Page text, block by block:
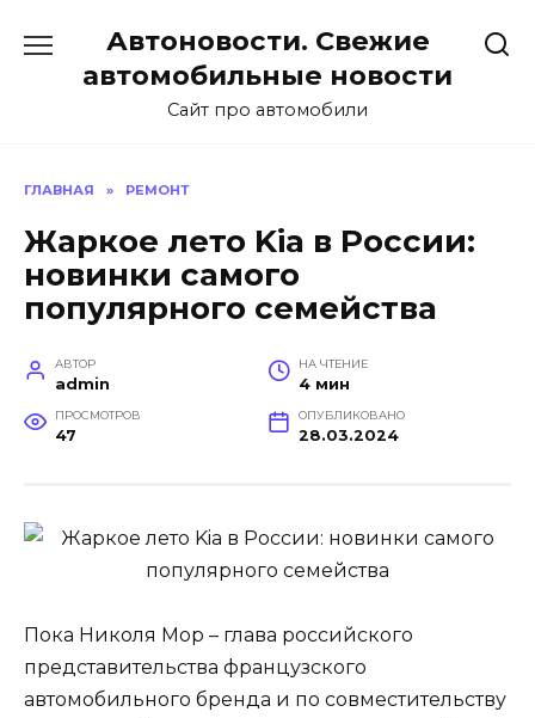
содержанию
Автоновости. Свежие
автомобильные новости
Сайт про автомобили
ГЛАВНАЯ » РЕМОНТ
Жаркое лето Kia в России:
новинки самого
популярного семейства
АВТОР
admin
НА ЧТЕНИЕ
4 мин
ПРОСМОТРОВ
47
ОПУБЛИКОВАНО
28.03.2024
Пока Николя Мор – глава российского
представительства французского
автомобильного бренда и по совместительству